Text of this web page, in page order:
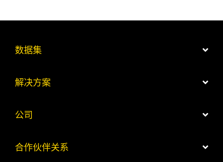
数据集
解决方案
公司
合作伙伴关系